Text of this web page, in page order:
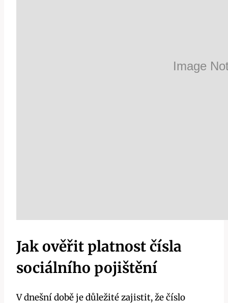
Jak ověřit platnost čísla
sociálního pojištění
V dnešní době je důležité zajistit, že číslo